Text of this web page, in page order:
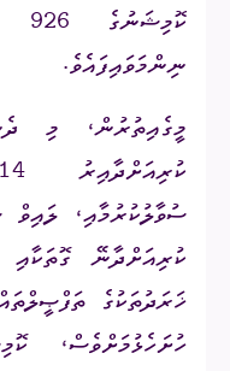
ކޮމިޝަނުގެ 926
ނިންމަވައިފައެވެ.
މީގެއިތުރުން، މި
ސުވާލުކުރުމާއި،
ކުރިއަށްދާނޭ
ޚަރަދުތަކުގެ
ހުށަހެޅުމަށްވެސް،